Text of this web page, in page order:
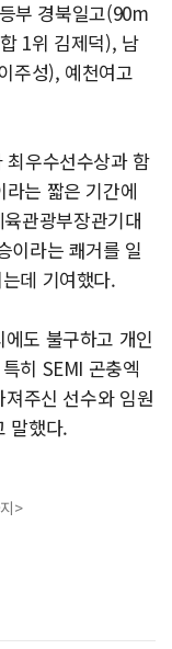
부 경북일고(90m
1위 김제덕), 남
주성), 예천여고
우수선수상과 함
는 짧은 기간에
관광부장관기대
이라는 쾌거를 일
데 기여했다.
도 불구하고 개인
히 SEMI 곤충엑
주신 선수와 임원
말했다.
>